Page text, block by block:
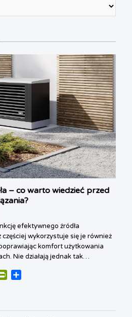
– co warto wiedzieć przed
efektywnego źródła
wykorzystuje się je również
komfort użytkowania
Nie działają jednak tak…